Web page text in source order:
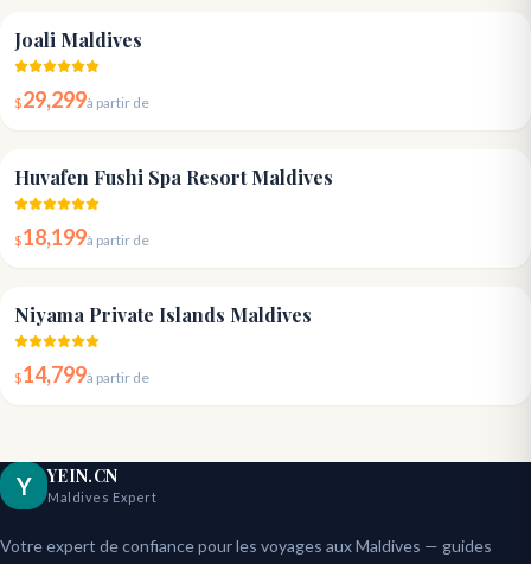
Joali Maldives
$29,299à partir de
Huvafen Fushi Spa Resort Maldives
$18,199à partir de
Niyama Private Islands Maldives
$14,799à partir de
Y YEIN.CN
Maldives Expert
Votre expert de confiance pour les voyages aux Maldives — guides